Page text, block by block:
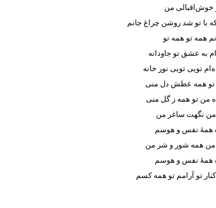
خوش‌اقبالی من
با تو شد روشن چراغ جانم
همه تو همه تو
به عشق تو جاودانه
تویی تویی نور خانه
تو همه عطش دل منی
من تو همه ز گل منی
من نگهت ساغر من
همهٔ نفس و هوسم
من همه شور و شر من
همهٔ نفس و هوسم
تو آرامم تو همه کسم